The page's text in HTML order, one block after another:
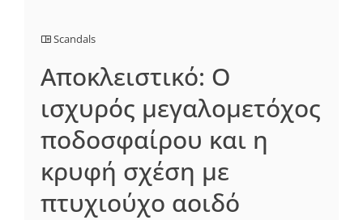
Scandals
Αποκλειστικό: Ο
ισχυρός μεγαλομετόχος
ποδοσφαίρου και η
κρυφή σχέση με
πτυχιούχο αοιδό